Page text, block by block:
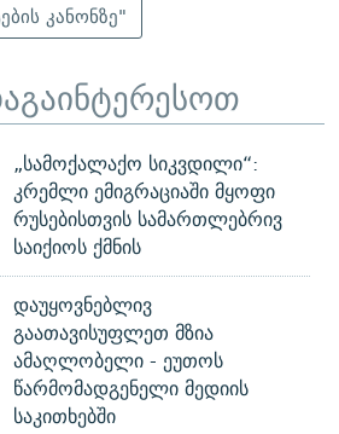
კანონზე"
„სამოქალაქო სიკვდილი“:
კრემლი ემიგრაციაში მყოფი
რუსებისთვის სამართლებრივ
საიქიოს ქმნის
დაუყოვნებლივ
გაათავისუფლეთ მზია
ამაღლობელი - ეუთოს
წარმომადგენელი მედიის
საკითხებში